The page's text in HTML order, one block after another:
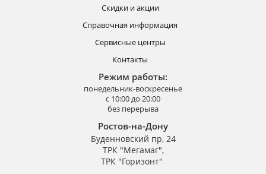
Скидки и акции
Справочная информация
Сервисные центры
Контакты
Режим работы:
понедельник-воскресенье
с 10:00 до 20:00
без перерыва
Ростов-на-Дону
Буденновский пр, 24
ТРК "Мегамаг",
ТРК "Горизонт"